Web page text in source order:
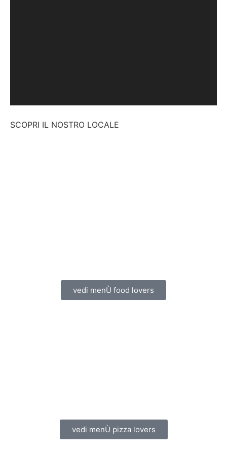
SCOPRI IL NOSTRO LOCALE
vedi menÙ food lovers
vedi menÙ pizza lovers